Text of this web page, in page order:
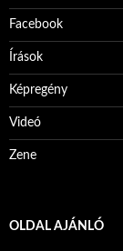
Facebook
Írások
Képregény
Videó
Zene
OLDAL AJÁNLÓ